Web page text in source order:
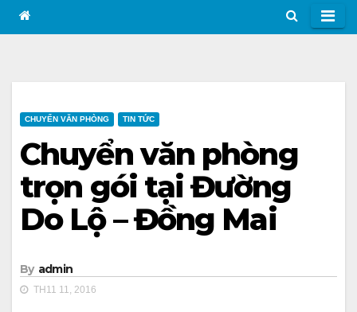
CHUYỂN VĂN PHÒNG TIN TỨC
Chuyển văn phòng
trọn gói tại Đường
Do Lộ – Đồng Mai
By admin
TH11 11, 2016